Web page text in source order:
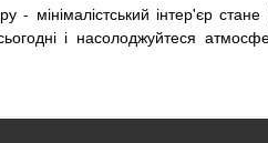
- мінімалістський інтер'єр
і насолоджуйтеся